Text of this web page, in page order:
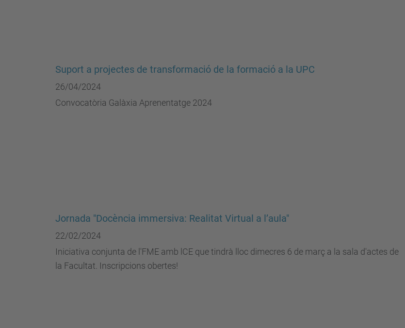
Suport a projectes de transformació de la formació a la UPC
26/04/2024
Convocatòria Galàxia Aprenentatge 2024
Jornada "Docència immersiva: Realitat Virtual a l’aula"
22/02/2024
Iniciativa conjunta de l'FME amb lCE que tindrà lloc dimecres 6 de març a la sala d'actes de
la Facultat. Inscripcions obertes!